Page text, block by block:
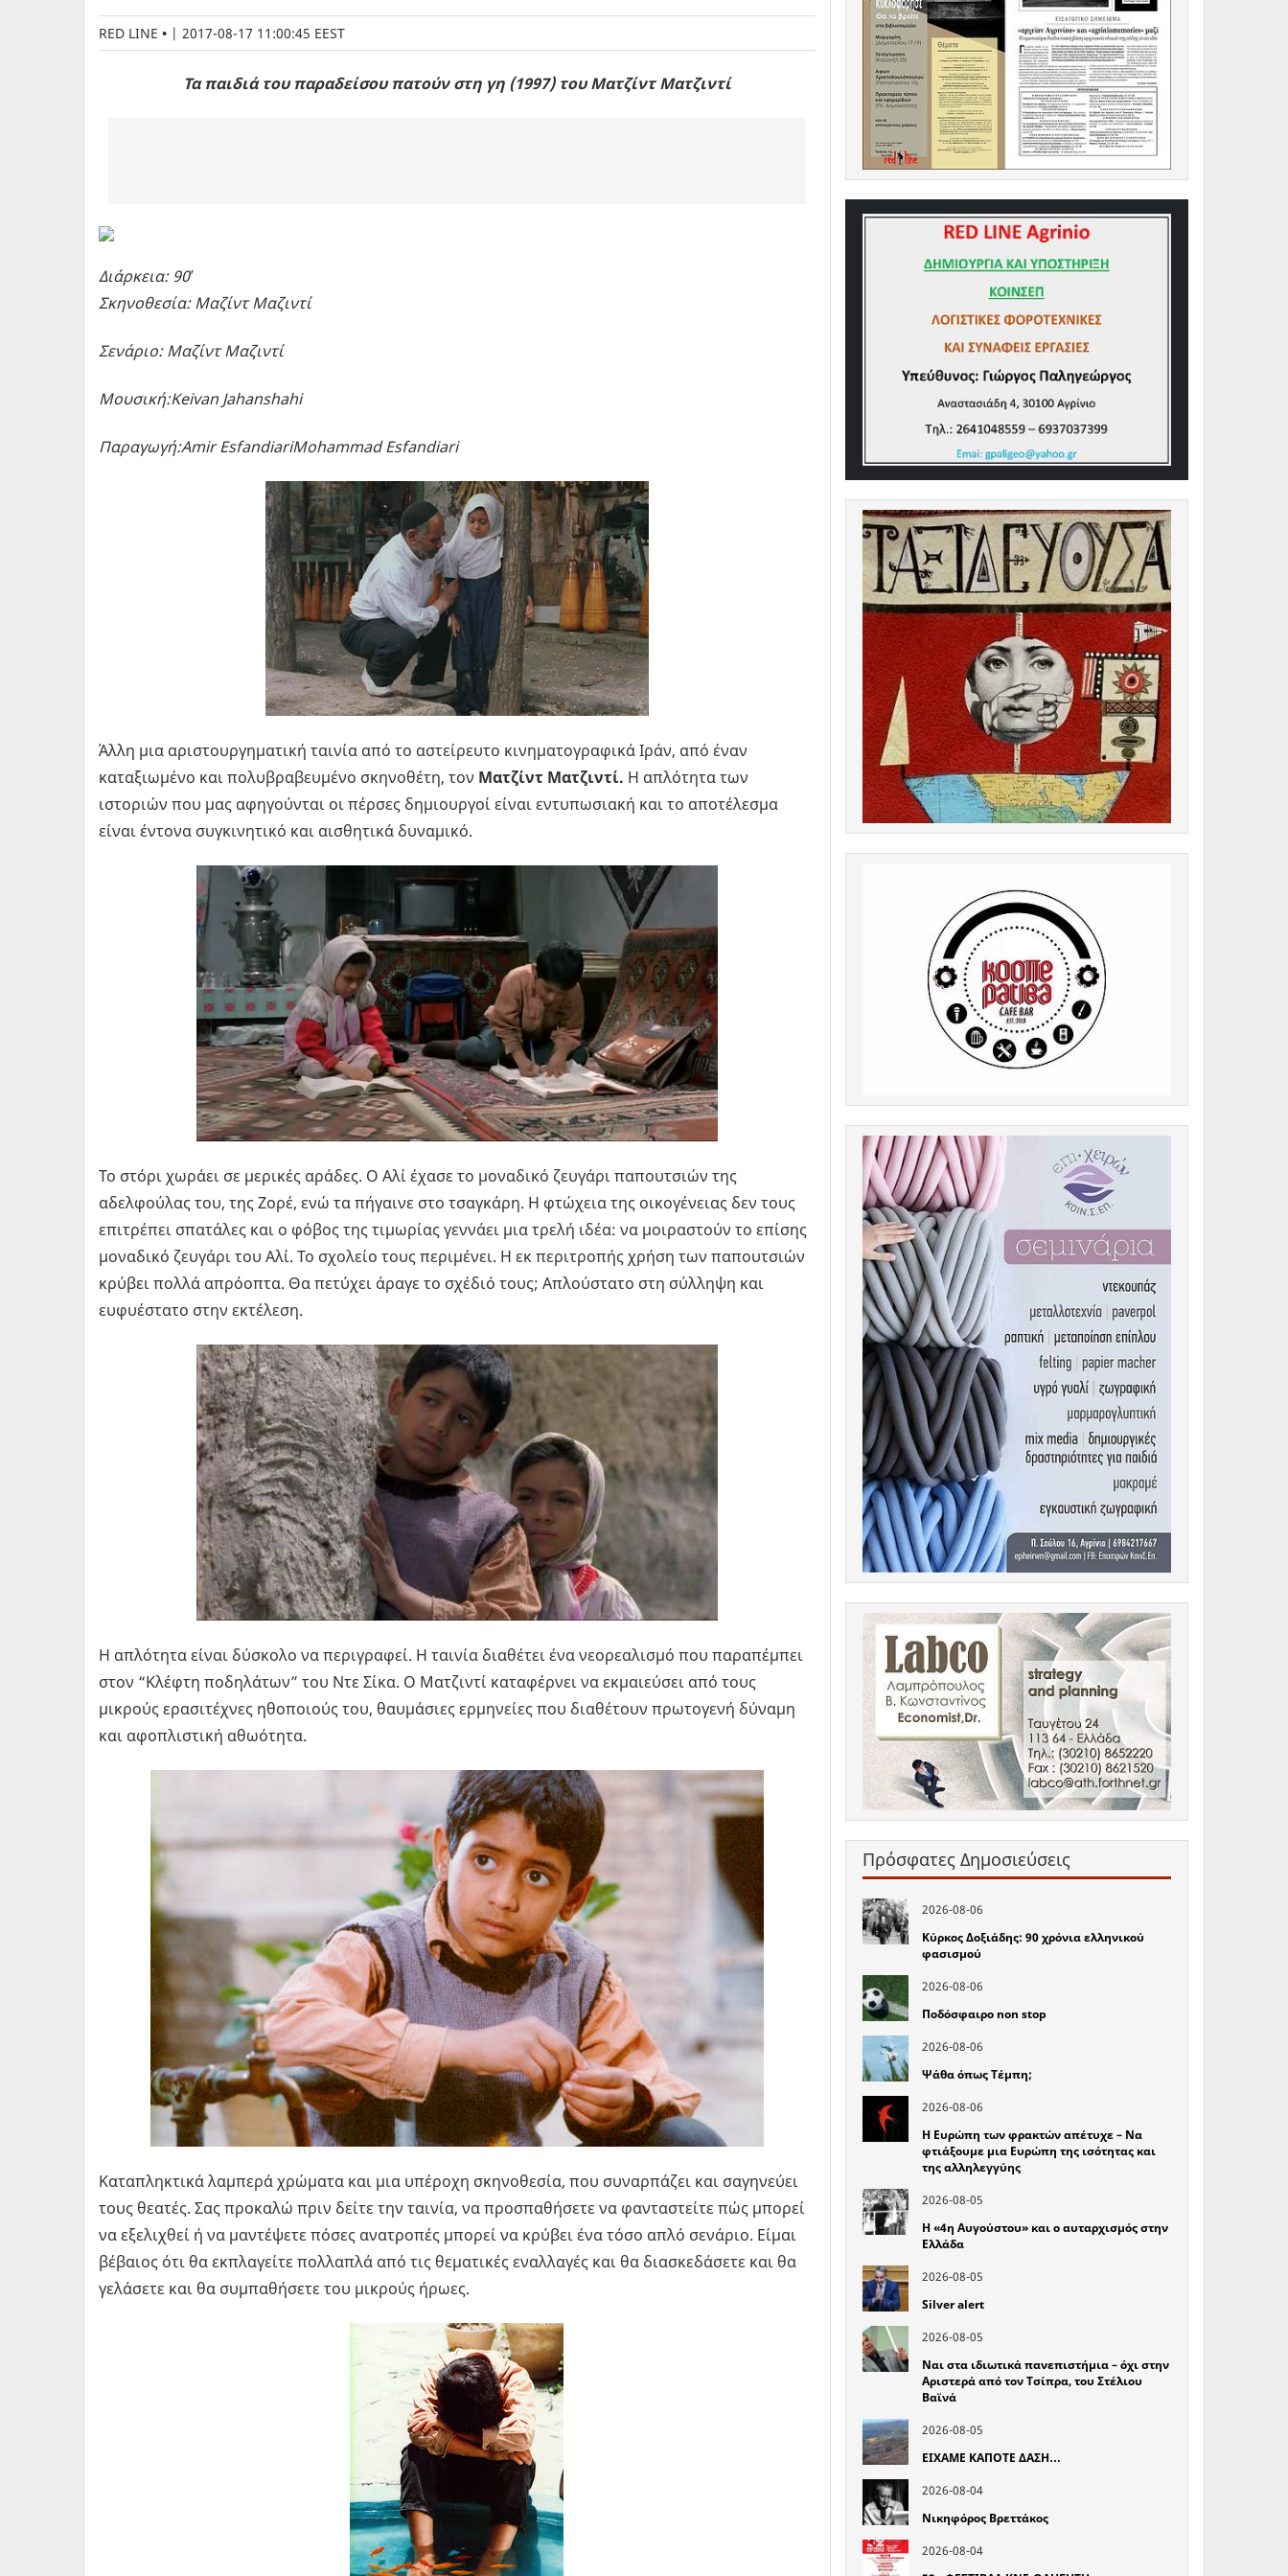
RED LINE | 2017-08-17 11:00:45 EEST
Τα παιδιά του παραδείσου πατούν στη γη (1997) του Ματζίντ Ματζιντί
Διάρκεια: 90′
Σκηνοθεσία: Μαζίντ Μαζιντί
Σενάριο: Μαζίντ Μαζιντί
Μουσική:Keivan Jahanshahi
Παραγωγή:Amir EsfandiariMohammad Esfandiari
Άλλη μια αριστουργηματική ταινία από το αστείρευτο κινηματογραφικά Ιράν, από έναν
καταξιωμένο και πολυβραβευμένο σκηνοθέτη, τον Ματζίντ Ματζιντί. Η απλότητα των
ιστοριών που μας αφηγούνται οι πέρσες δημιουργοί είναι εντυπωσιακή και το αποτέλεσμα
είναι έντονα συγκινητικό και αισθητικά δυναμικό.
Το στόρι χωράει σε μερικές αράδες. Ο Αλί έχασε το μοναδικό ζευγάρι παπουτσιών της
αδελφούλας του, της Ζορέ, ενώ τα πήγαινε στο τσαγκάρη. Η φτώχεια της οικογένειας δεν τους
επιτρέπει σπατάλες και ο φόβος της τιμωρίας γεννάει μια τρελή ιδέα: να μοιραστούν το επίσης
μοναδικό ζευγάρι του Αλί. Το σχολείο τους περιμένει. Η εκ περιτροπής χρήση των παπουτσιών
κρύβει πολλά απρόοπτα. Θα πετύχει άραγε το σχέδιό τους; Απλούστατο στη σύλληψη και
ευφυέστατο στην εκτέλεση.
Η απλότητα είναι δύσκολο να περιγραφεί. Η ταινία διαθέτει ένα νεορεαλισμό που παραπέμπει
στον “Κλέφτη ποδηλάτων” του Ντε Σίκα. Ο Ματζιντί καταφέρνει να εκμαιεύσει από τους
μικρούς ερασιτέχνες ηθοποιούς του, θαυμάσιες ερμηνείες που διαθέτουν πρωτογενή δύναμη
και αφοπλιστική αθωότητα.
Καταπληκτικά λαμπερά χρώματα και μια υπέροχη σκηνοθεσία, που συναρπάζει και σαγηνεύει
τους θεατές. Σας προκαλώ πριν δείτε την ταινία, να προσπαθήσετε να φανταστείτε πώς μπορεί
να εξελιχθεί ή να μαντέψετε πόσες ανατροπές μπορεί να κρύβει ένα τόσο απλό σενάριο. Είμαι
βέβαιος ότι θα εκπλαγείτε πολλαπλά από τις θεματικές εναλλαγές και θα διασκεδάσετε και θα
γελάσετε και θα συμπαθήσετε του μικρούς ήρωες.
Πρόσφατες Δημοσιεύσεις
2026-08-06
Κύρκος Δοξιάδης: 90 χρόνια ελληνικού
φασισμού
2026-08-06
Ποδόσφαιρο non stop
2026-08-06
Ψάθα όπως Τέμπη;
2026-08-06
Η Ευρώπη των φρακτών απέτυχε – Να
φτιάξουμε μια Ευρώπη της ισότητας και
της αλληλεγγύης
2026-08-05
Η «4η Αυγούστου» και ο αυταρχισμός στην
Ελλάδα
2026-08-05
Silver alert
2026-08-05
Ναι στα ιδιωτικά πανεπιστήμια – όχι στην
Αριστερά από τον Τσίπρα, του Στέλιου
Βαϊνά
2026-08-05
ΕΙΧΑΜΕ ΚΑΠΟΤΕ ΔΑΣΗ…
2026-08-04
Νικηφόρος Βρεττάκος
2026-08-04